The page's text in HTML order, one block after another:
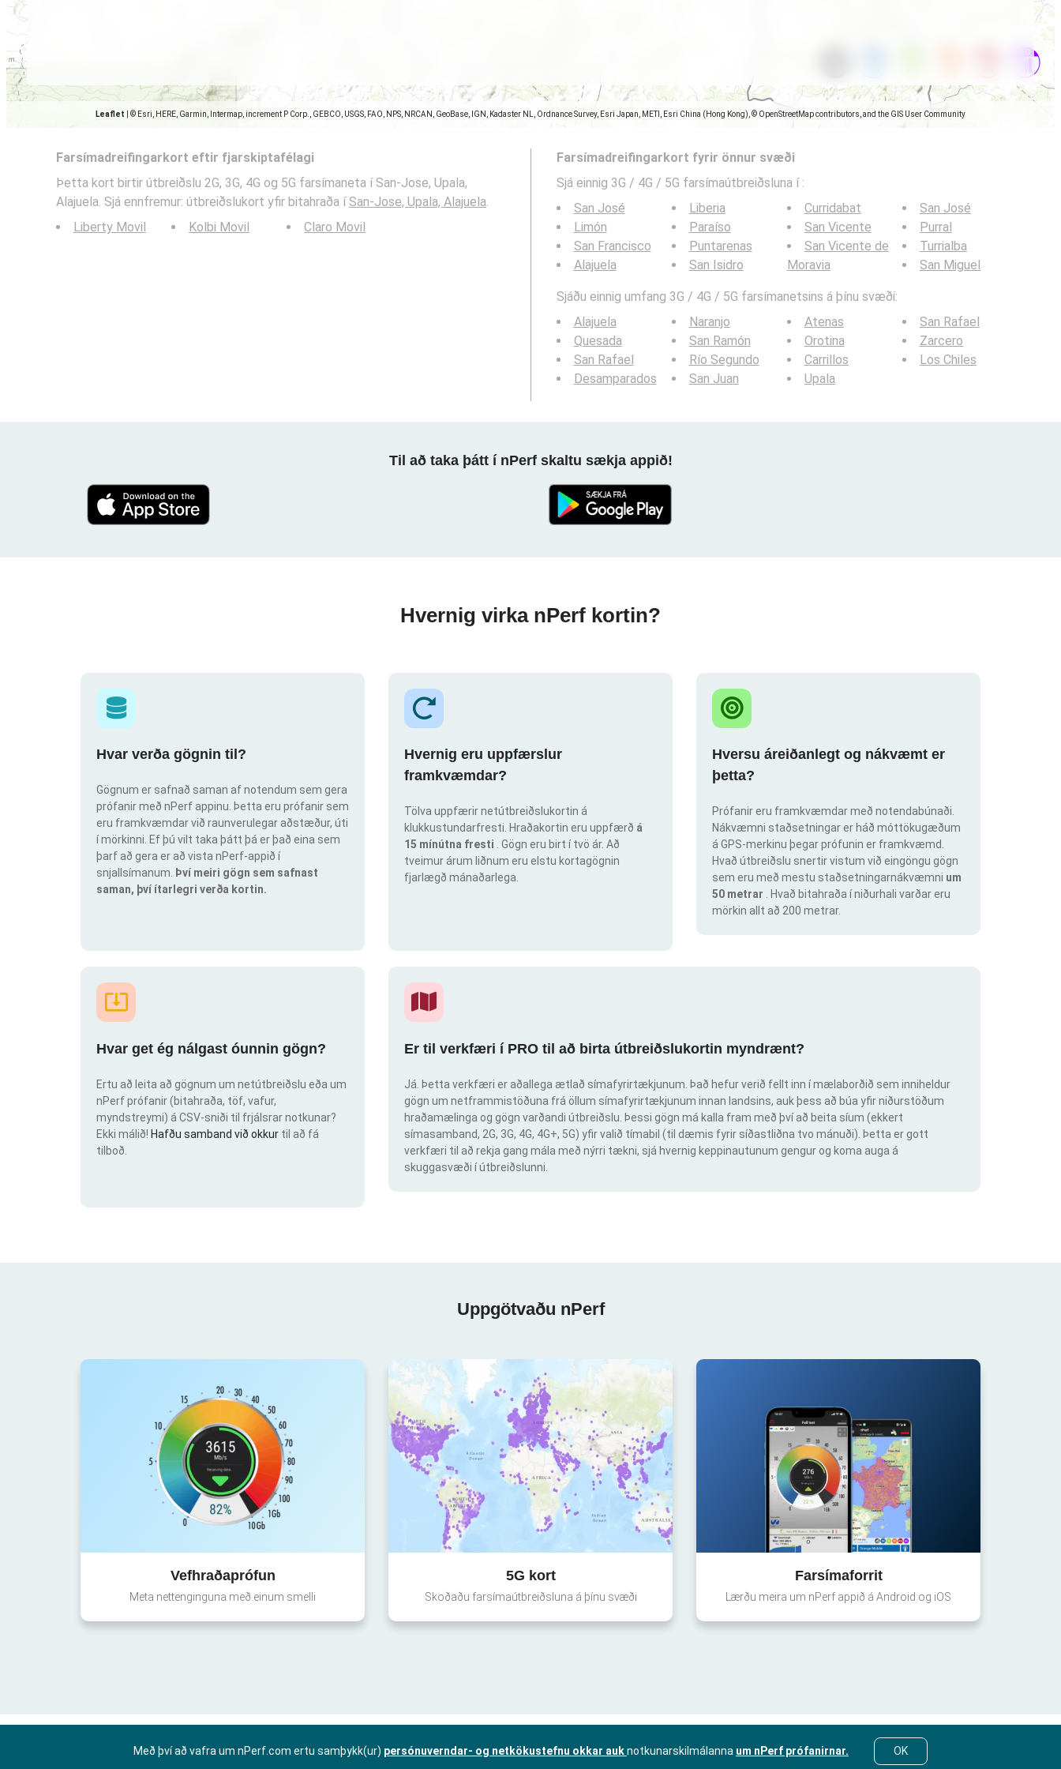
Leaflet © Esri, HERE, Garmin, Intermap, increment P Corp., GEBCO, USGS, FAO, NPS, NRCAN, GeoBase, IGN, Kadaster NL, Ordnance Survey, Esri Japan, METI, Esri China (Hong Kong), © OpenStreetMap contributors, and the GIS User Community
Farsímadreifingarkort eftir fjarskiptafélagi
Þetta kort birtir útbreiðslu 2G, 3G, 4G og 5G farsímaneta í San-Jose, Upala,
Alajuela. Sjá ennfremur: útbreiðslukort yfir bitahraða íSan-Jose, Upala, Alajuela.
Liberty Movil
Kolbi Movil Claro Movil
Farsímadreifingarkort fyrir önnur svæði
Sjá einnig 3G / 4G / 5G farsímaútbreiðsluna í :
San José
Limón
San Francisco
Alajuela
Liberia
Paraíso
Puntarenas
San Isidro
Curridabat
San Vicente
San Vicente de
Moravia
San José
Purral
Turrialba
San Miguel
Sjáðu einnig umfang 3G / 4G / 5G farsímanetsins á þínu svæði:
Alajuela
Quesada
San Rafael
Desamparados
Naranjo
San Ramón
Río Segundo
San Juan
Atenas
Orotina
Carrillos
Upala
San Rafael
Zarcero
Los Chiles
Til að taka þátt í nPerf skaltu sækja appið!
Hvernig virka nPerf kortin?
Hvar verða gögnin til?
Gögnum er safnað saman af notendum sem gera
prófanir með nPerf appinu. Þetta eru prófanir sem
eru framkvæmdar við raunverulegar aðstæður, úti
í mörkinni. Ef þú vilt taka þátt þá er það eina sem
þarf að gera er að vista nPerf-appið í
snjallsímanum.
Því meiri gögn sem safnast
saman, því ítarlegri verða kortin.
Hvernig eru uppfærslur
framkvæmdar?
Tölva uppfærir netútbreiðslukortin á
klukkustundarfresti. Hraðakortin eru uppfærð á
15 mínútna fresti
. Gögn eru birt í tvö ár. Að
tveimur árum liðnum eru elstu kortagögnin
fjarlægð mánaðarlega.
Hversu áreiðanlegt og nákvæmt er
þetta?
Prófanir eru framkvæmdar með notendabúnaði.
Nákvæmni staðsetningar er háð móttökugæðum
á GPS-merkinu þegar prófunin er framkvæmd.
Hvað útbreiðslu snertir vistum við eingöngu gögn
sem eru með mestu staðsetningarnákvæmni um
50 metrar
. Hvað bitahraða í niðurhali varðar eru
mörkin allt að 200 metrar.
Hvar get ég nálgast óunnin gögn?
Ertu að leita að gögnum um netútbreiðslu eða um
nPerf prófanir (bitahraða, töf, vafur,
myndstreymi) á CSV-sniði til frjálsrar notkunar?
Ekki málið! Hafðu samband við okkur til að fá
tilboð.
Er til verkfæri í PRO til að birta útbreiðslukortin myndrænt?
Já. Þetta verkfæri er aðallega ætlað símafyrirtækjunum. Það hefur verið fellt inn í mælaborðið sem inniheldur
gögn um netframmistöðuna frá öllum símafyrirtækjunum innan landsins, auk þess að búa yfir niðurstöðum
hraðamælinga og gögn varðandi útbreiðslu. Þessi gögn má kalla fram með því að beita síum (ekkert
símasamband, 2G, 3G, 4G, 4G+, 5G) yfir valið tímabil (til dæmis fyrir síðastliðna tvo mánuði). Þetta er gott
verkfæri til að rekja gang mála með nýrri tækni, sjá hvernig keppinautunum gengur og koma auga á
skuggasvæði í útbreiðslunni.
Uppgötvaðu nPerf
Vefhraðaprófun
Meta nettenginguna með einum smelli
5G kort
Skoðaðu farsímaútbreiðsluna á þínu svæði
Farsímaforrit
Lærðu meira um nPerf appið á Android og iOS
Með því að vafra um nPerf.com ertu samþykk(ur) persónuverndar- og netkökustefnu okkar auknotkunarskilmálanna um nPerf prófanirnar. OK